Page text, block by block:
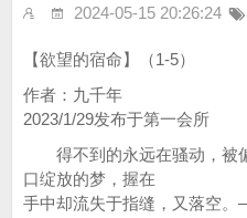
2024-05-15 20:26:24
【欲望的宿命】（1-5）
作者：九千年
2023/1/29发布于第一会所
得不到的永远在骚动，被
口绽放的梦，握在
手中却流失于指缝，又落空